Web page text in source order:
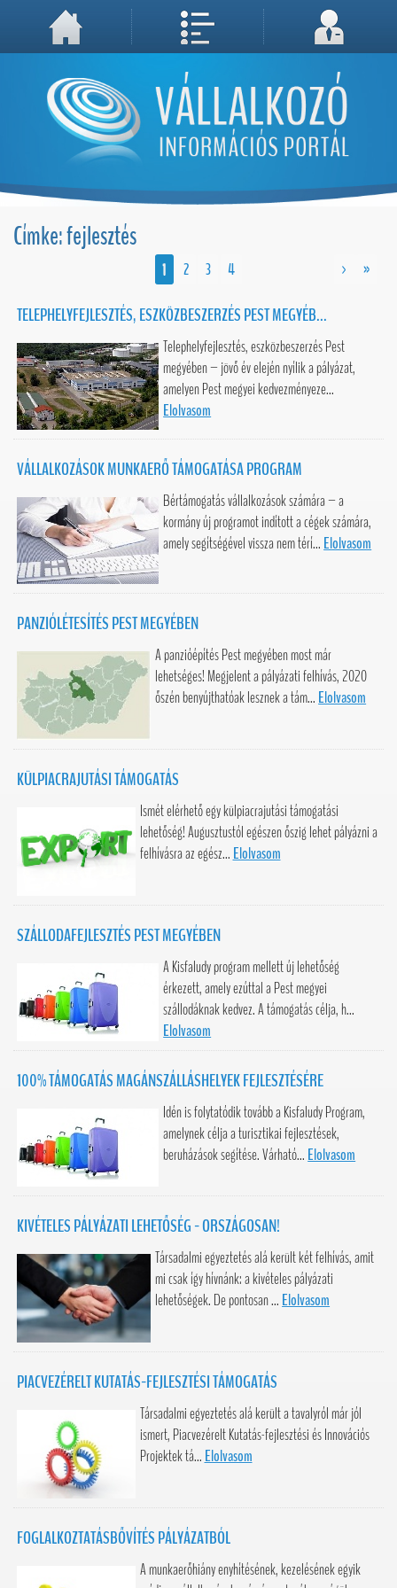
A weboldal használatával Ön elfogadja, hogy Cookie-kat (sütiket) tároljunk számítógépén. A sütik a weboldal megfelelő működéséhez
Megértettem, folytatás...
Címke: fejlesztés
1 2 3 4 > »
TELEPHELYFEJLESZTÉS, ESZKÖZBESZERZÉS PEST MEGYÉB...
Telephelyfejlesztés, eszközbeszerzés Pest
megyében – jövő év elején nyílik a pályázat,
amelyen Pest megyei kedvezményeze...
Elolvasom
VÁLLALKOZÁSOK MUNKAERŐ TÁMOGATÁSA PROGRAM
Bértámogatás vállalkozások számára – a
kormány új programot indított a cégek számára,
amely segítségével vissza nem térí... Elolvasom
PANZIÓLÉTESÍTÉS PEST MEGYÉBEN
A panzióépítés Pest megyében most már
lehetséges! Megjelent a pályázati felhívás, 2020
őszén benyújthatóak lesznek a tám... Elolvasom
KÜLPIACRAJUTÁSI TÁMOGATÁS
Ismét elérhető egy külpiacrajutási támogatási
lehetőség! Augusztustól egészen őszig lehet pályázni a
felhívásra az egész... Elolvasom
SZÁLLODAFEJLESZTÉS PEST MEGYÉBEN
A Kisfaludy program mellett új lehetőség
érkezett, amely ezúttal a Pest megyei
szállodáknak kedvez. A támogatás célja, h...
Elolvasom
100% TÁMOGATÁS MAGÁNSZÁLLÁSHELYEK FEJLESZTÉSÉRE
Idén is folytatódik tovább a Kisfaludy Program,
amelynek célja a turisztikai fejlesztések,
beruházások segítése. Várható... Elolvasom
KIVÉTELES PÁLYÁZATI LEHETŐSÉG - ORSZÁGOSAN!
Társadalmi egyeztetés alá került két felhívás, amit
mi csak így hívnánk: a kivételes pályázati
lehetőségek. De pontosan ... Elolvasom
PIACVEZÉRELT KUTATÁS-FEJLESZTÉSI TÁMOGATÁS
Társadalmi egyeztetés alá került a tavalyról már jól
ismert, Piacvezérelt Kutatás-fejlesztési és Innovációs
Projektek tá... Elolvasom
FOGLALKOZTATÁSBŐVÍTÉS PÁLYÁZATBÓL
A munkaerőhiány enyhítésének, kezelésének egyik